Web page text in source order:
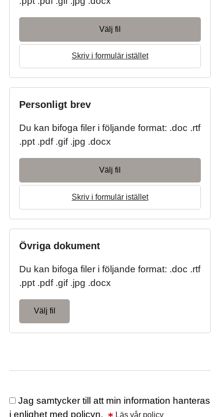
Välj fil
Skriv i formulär istället
Personligt brev
Du kan bifoga filer i följande format: .doc .rtf
.ppt .pdf .gif .jpg .docx
Välj fil
Skriv i formulär istället
Övriga dokument
Du kan bifoga filer i följande format: .doc .rtf
.ppt .pdf .gif .jpg .docx
Välj fil
Jag samtycker till att min information hanteras
i enlighet med policyn.
Läs vår policy